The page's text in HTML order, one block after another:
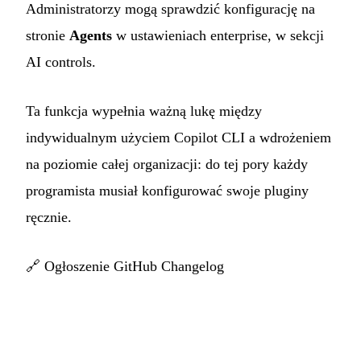
Administratorzy mogą sprawdzić konfigurację na
stronie Agents w ustawieniach enterprise, w sekcji
AI controls.
Ta funkcja wypełnia ważną lukę między
indywidualnym użyciem Copilot CLI a wdrożeniem
na poziomie całej organizacji: do tej pory każdy
programista musiał konfigurować swoje pluginy
ręcznie.
🔗 Ogłoszenie GitHub Changelog